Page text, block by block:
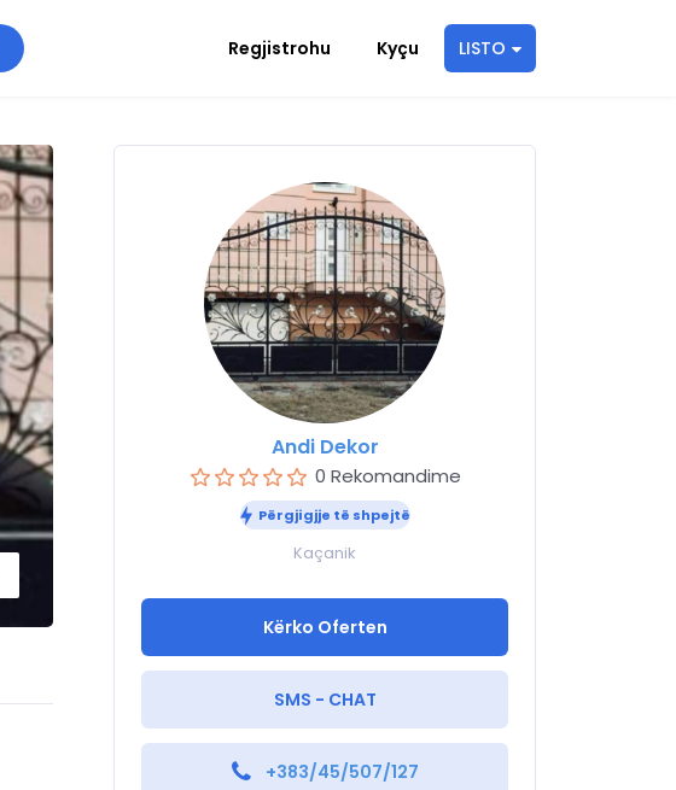
Regjistrohu Kyçu LISTO
Andi Dekor
0 Rekomandime
Përgjigjje të shpejtë
Kaçanik
Kërko Oferten
SMS - CHAT
+383/45/507/127